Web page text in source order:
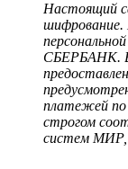
Настоящий
шифрование.
СБЕРБАНК.
платежей по
строгом
систем МИР,